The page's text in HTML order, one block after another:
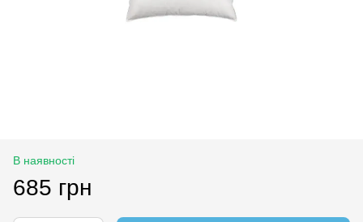
В наявності
685 грн